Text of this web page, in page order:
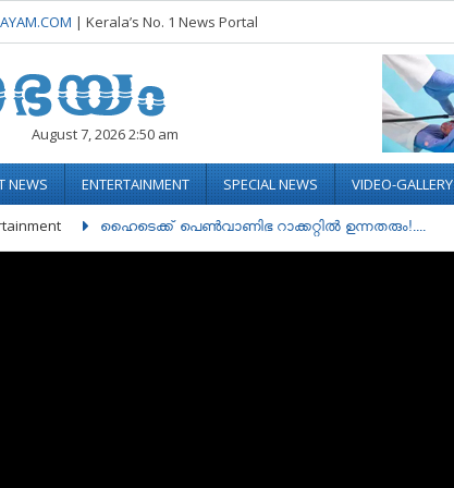
| Kerala’s No. 1 News Portal
August 7, 2026 2:50 am
NEWS ENTERTAINMENT SPECIAL NEWS VIDEO-GALLERY
ഹൈടെക്ക് പെണ്‍വാണിഭ റാക്കറ്റിൽ ഉന്നതരും!....